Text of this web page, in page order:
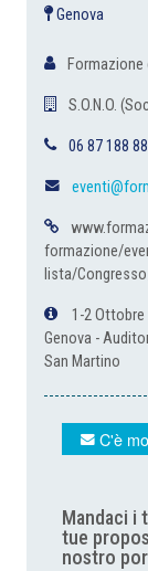
Genova
Formazione
S.O.N.O.
06 87 188
formazione/
lista/
1-2 Ottobre
Genova -
San Martino
C'è
Mandaci i
tue
nostro